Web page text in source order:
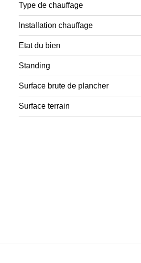
Type de chauffage
Installation chauffage
Etat du bien
Standing
Surface brute de plancher
Surface terrain